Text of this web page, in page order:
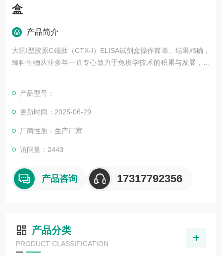
盒
产品简介
大鼠Ⅰ型胶原C端肽（CTX-Ⅰ）ELISA试剂盒操作简单、结果精确，
臻科生物从业多年一直专心致力于免疫学技术的积累与发展，以
其优质的产品质量与专业的技术服务，赢得业内广大人士的认
作关系，共同努力合作共赢。
产品型号：
更新时间：2025-06-29
厂商性质：生产厂家
访问量：2443
产品咨询 17317792356
产品分类
PRODUCT CLASSIFICATION